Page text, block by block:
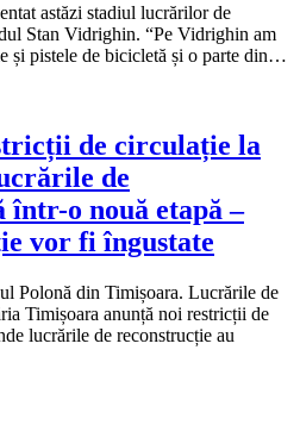
astăzi stadiul lucrărilor de
Stan Vidrighin. “Pe Vidrighin am
și pistele de bicicletă și o parte din…
de circulație la
de
o nouă etapă –
vor fi îngustate
Polonă din Timișoara. Lucrările de
Timișoara anunță noi restricții de
lucrările de reconstrucție au